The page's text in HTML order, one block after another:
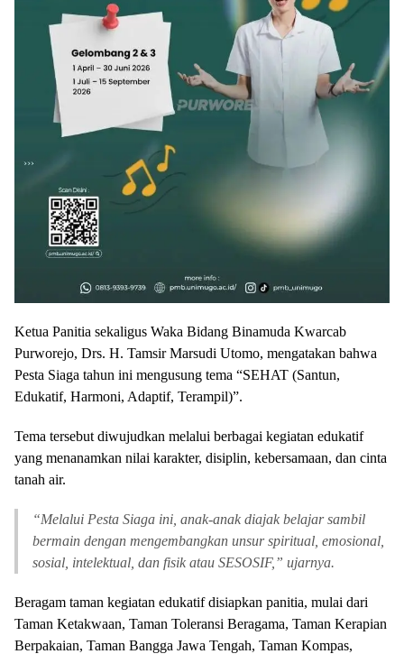
Ketua Panitia sekaligus Waka Bidang Binamuda Kwarcab
Purworejo, Drs. H. Tamsir Marsudi Utomo, mengatakan bahwa
Pesta Siaga tahun ini mengusung tema “SEHAT (Santun,
Edukatif, Harmoni, Adaptif, Terampil)”.
Tema tersebut diwujudkan melalui berbagai kegiatan edukatif
yang menanamkan nilai karakter, disiplin, kebersamaan, dan cinta
tanah air.
“Melalui Pesta Siaga ini, anak-anak diajak belajar sambil
bermain dengan mengembangkan unsur spiritual, emosional,
sosial, intelektual, dan fisik atau SESOSIF,” ujarnya.
Beragam taman kegiatan edukatif disiapkan panitia, mulai dari
Taman Ketakwaan, Taman Toleransi Beragama, Taman Kerapian
Berpakaian, Taman Bangga Jawa Tengah, Taman Kompas,